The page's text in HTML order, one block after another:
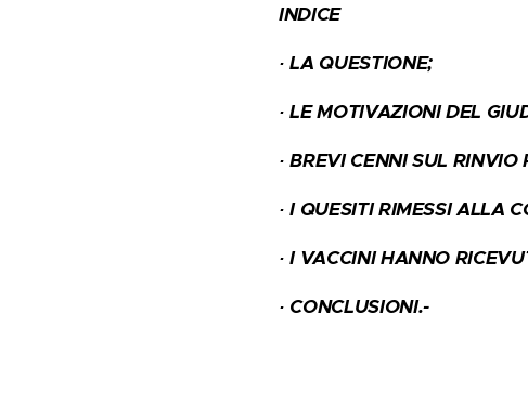
INDICE
·LA QUESTIONE;
·LE MOTIVAZIONI DEL
·BREVI CENNI SUL RINVIO
·I QUESITI RIMESSI ALLA
·I VACCINI HANNO
· CONCLUSIONI.-